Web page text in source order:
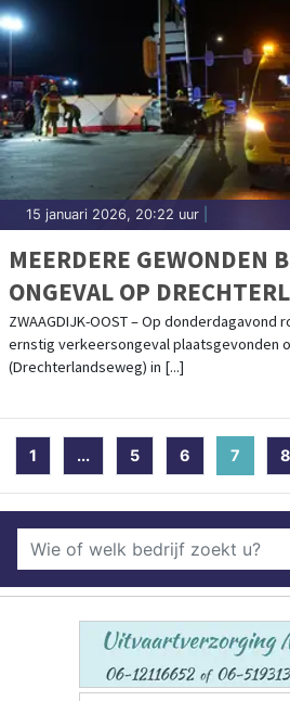
15 januari 2026, 20:22 uur
MEERDERE GEWONDEN
ONGEVAL OP
ZWAAGDIJK-OOST
ZWAAGDIJK-OOST – Op donderdagavond
ernstig verkeersongeval plaatsgevonden
(Drechterlandseweg) in [...]
1 ... 5 6 7 8